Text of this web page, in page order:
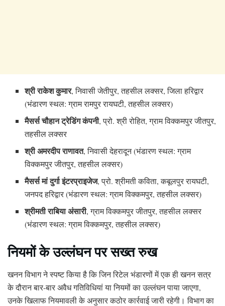
श्री राकेश कुमार, निवासी जेतीपुर, तहसील लक्सर, जिला हरिद्वार
(भंडारण स्थल: ग्राम रामपुर रायघटी, तहसील लक्सर)
मैसर्स चौहान ट्रेडिंग कंपनी, प्रो. श्री रोहित, ग्राम विक्कमपुर जीतपुर,
तहसील लक्सर
श्री अमरदीप राणावत, निवासी देहरादून (भंडारण स्थल: ग्राम
विक्कमपुर जीतपुर, तहसील लक्सर)
मैसर्स मां दुर्गा इंटरप्राइजेज, प्रो. श्रीमती कविता, कबूलपुर रायघटी,
जनपद हरिद्वार (भंडारण स्थल: ग्राम विक्कमपुर, तहसील लक्सर)
श्रीमती राबिया अंसारी, ग्राम विक्कमपुर जीतपुर, तहसील लक्सर
(भंडारण स्थल: ग्राम विक्कमपुर, तहसील लक्सर)
नियमों के उल्लंघन पर सख्त रुख
खनन विभाग ने स्पष्ट किया है कि जिन रिटेल भंडारणों में एक ही खनन सत्र
के दौरान बार-बार अवैध गतिविधियां या नियमों का उल्लंघन पाया जाएगा,
उनके खिलाफ नियमावली के अनुसार कठोर कार्रवाई जारी रहेगी। विभाग का